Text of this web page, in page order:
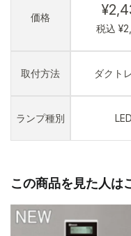
価格
取付方法
ランプ種別
税込
ダクト
LED
この商品を見た人は